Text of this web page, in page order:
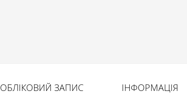
ОБЛІКОВИЙ ЗАПИС ІНФОРМАЦІЯ